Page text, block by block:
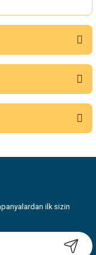
ilk sizin